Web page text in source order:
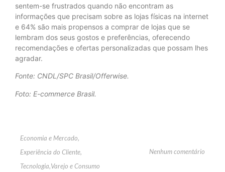
sentem-se frustrados quando não encontram as
informações que precisam sobre as lojas físicas na internet
e 64% são mais propensos a comprar de lojas que se
lembram dos seus gostos e preferências, oferecendo
recomendações e ofertas personalizadas que possam lhes
agradar.
Fonte: CNDL/SPC Brasil/Offerwise.
Foto: E-commerce Brasil.
Economia e Mercado,
Experiência do Cliente,
Tecnologia,Varejo e Consumo
Nenhum comentário